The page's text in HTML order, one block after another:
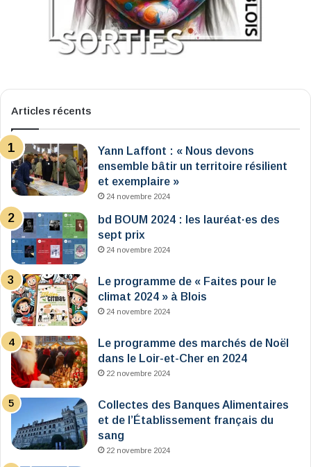
Articles récents
Yann Laffont : « Nous devons
ensemble bâtir un territoire résilient
et exemplaire »
24 novembre 2024
bd BOUM 2024 : les lauréat·es des
sept prix
24 novembre 2024
Le programme de « Faites pour le
climat 2024 » à Blois
24 novembre 2024
Le programme des marchés de Noël
dans le Loir-et-Cher en 2024
22 novembre 2024
Collectes des Banques Alimentaires
et de l’Établissement français du
sang
22 novembre 2024